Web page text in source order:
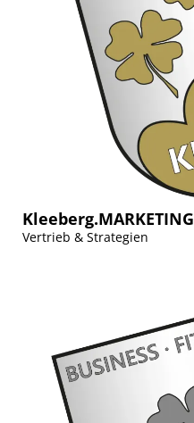
Kleeberg.MARKETING
Vertrieb & Strategien